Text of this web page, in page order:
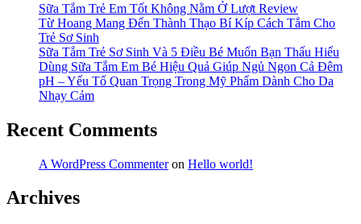
Sữa Tắm Trẻ Em Tốt Không Nằm Ở Lượt Review
Từ Hoang Mang Đến Thành Thạo Bí Kíp Cách Tắm Cho
Trẻ Sơ Sinh
Sữa Tắm Trẻ Sơ Sinh Và 5 Điều Bé Muốn Bạn Thấu Hiểu
Dùng Sữa Tắm Em Bé Hiệu Quả Giúp Ngủ Ngon Cả Đêm
pH – Yếu Tố Quan Trọng Trong Mỹ Phẩm Dành Cho Da
Nhạy Cảm
Recent Comments
A WordPress Commenteron Hello world!
Archives